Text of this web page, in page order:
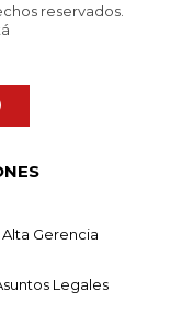
reservados.
Alta Gerencia
Legales